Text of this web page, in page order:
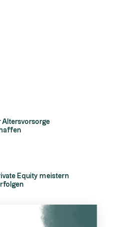
Altersvorsorge
Equity meistern